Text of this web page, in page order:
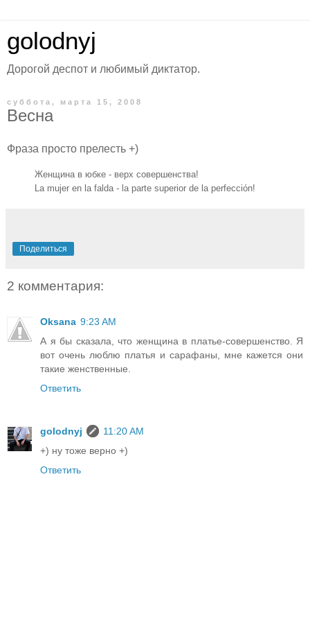
golodnyj
Дорогой деспот и любимый диктатор.
суббота, марта 15, 2008
Весна
Фраза просто прелесть +)
Женщина в юбке - верх совершенства!
La mujer en la falda - la parte superior de la perfección!
Поделиться
2 комментария:
Oksana 9:23 AM
А я бы сказала, что женщина в платье-совершенство. Я
вот очень люблю платья и сарафаны, мне кажется они
такие женственные.
Ответить
golodnyj
11:20 AM
+) ну тоже верно +)
Ответить